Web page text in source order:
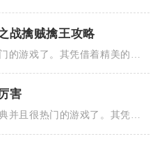
战擒贼擒王攻略
的游戏了。其凭借着精美的画
害
并且很热门的游戏了。其凭借